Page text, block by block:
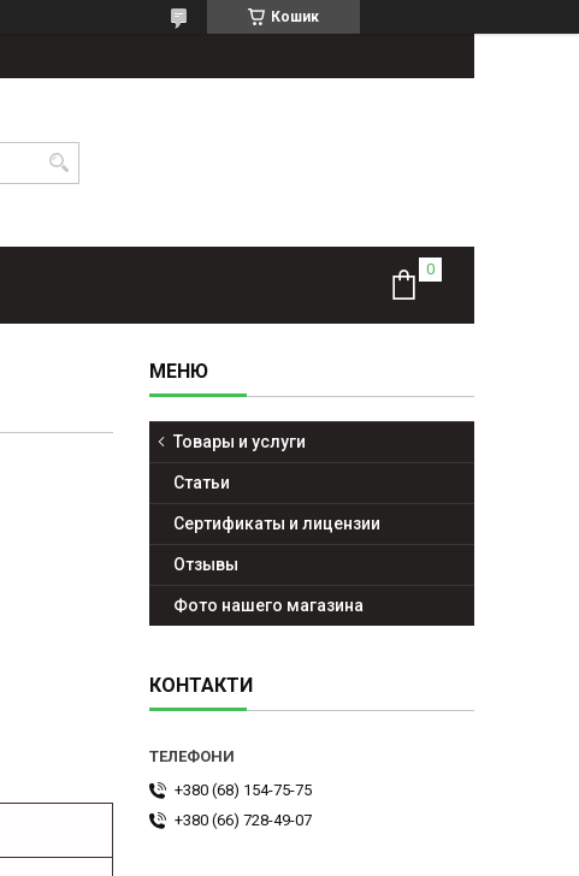
Кошик
Товары и услуги
Статьи
Сертификаты и лицензии
Отзывы
Фото нашего магазина
КОНТАКТИ
+380 (68) 154-75-75
+380 (66) 728-49-07